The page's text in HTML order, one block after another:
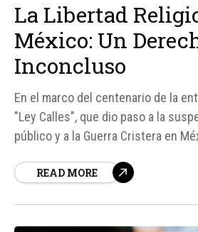
La Libertad
México: Un
Inconcluso
En el marco del centenario de la
"Ley Calles", que dio paso a la
público y a la Guerra Cristera en
plena" y señalaron que persisten
READ MORE